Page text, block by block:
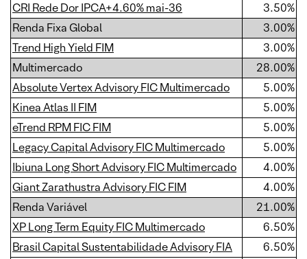
CRI Rede Dor IPCA+4.60% mai-36
3.50%
Renda Fixa Global
3.00%
Trend High Yield FIM
3.00%
Multimercado
28.00%
Absolute Vertex Advisory FIC Multimercado
5.00%
Kinea Atlas II FIM
5.00%
eTrend RPM FIC FIM
5.00%
Legacy Capital Advisory FIC Multimercado
5.00%
Ibiuna Long Short Advisory FIC Multimercado
4.00%
Giant Zarathustra Advisory FIC FIM
4.00%
Renda Variável
21.00%
XP Long Term Equity FIC Multimercado
6.50%
Brasil Capital Sustentabilidade Advisory FIA
6.50%